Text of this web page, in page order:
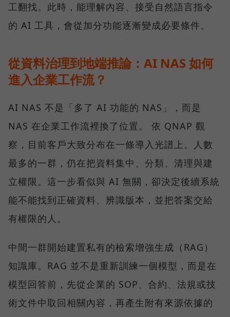
工翻找。此時，能理解內容、接受自然語言指令
的 AI 工具，會從加分功能逐漸變成必要條件。
從資料治理到地端推論：AI NAS 如何
進入企業工作流？
AI NAS 不是「多了 AI 功能的 NAS」，而是
NAS 在企業工作流裡換了位置。 依 QNAP 觀
察，目前客戶大致分布在一條導入光譜上。人數
最多的一群，仍在把資料集中、分類、清理與建
立權限。這一步看似與 AI 無關，卻決定後續系統
能不能找到正確資料、辨識版本，並把答案交給
有權限的人。
中間一群開始建置私有的檢索增強生成（RAG）
知識庫。RAG 並不是重新訓練一個模型，而是在
模型回答前，先從企業的 SOP、合約、法規或技
術文件中取回相關內容，再產生附有來源依據的